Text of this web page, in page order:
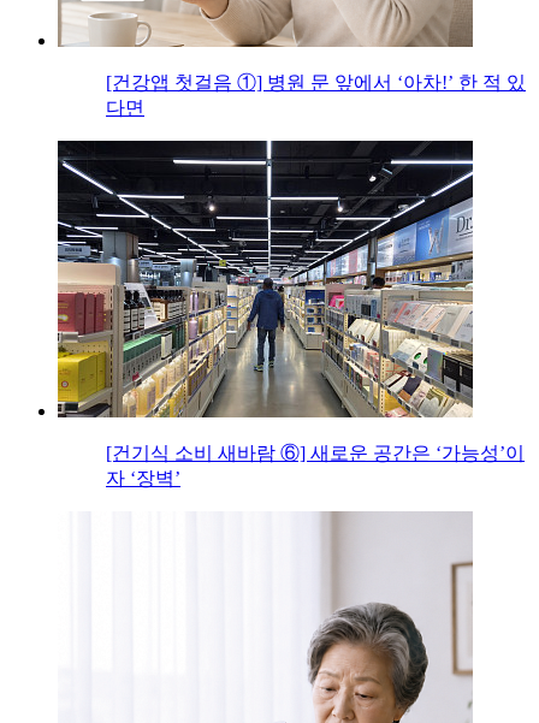
[건강앱 첫걸음 ①] 병원 문 앞에서 ‘아차!’ 한 적 있
다면
[건기식 소비 새바람 ⑥] 새로운 공간은 ‘가능성’이
자 ‘장벽’